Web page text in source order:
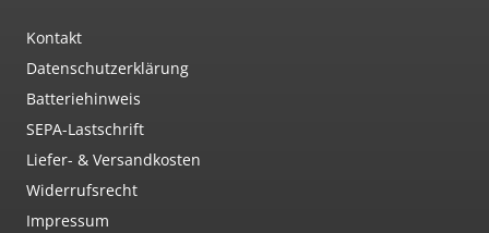
Kontakt
Datenschutzerklärung
Batteriehinweis
SEPA-Lastschrift
Liefer- & Versandkosten
Widerrufsrecht
Impressum